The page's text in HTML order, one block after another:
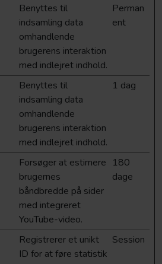
Benyttes til
indsamling data
omhandlende
brugerens interaktion
med indlejret indhold.
Perman
ent
Benyttes til
indsamling data
omhandlende
brugerens interaktion
med indlejret indhold.
1 dag
Forsøger at estimere
brugernes
båndbredde på sider
med integreret
YouTube-video.
180
dage
Registrerer et unikt
ID for at føre statistik
Session